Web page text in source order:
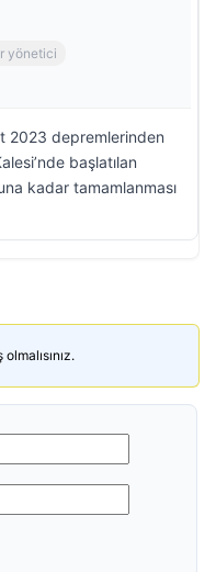
yönetici
2023 depremlerinden
başlatılan
kadar tamamlanması